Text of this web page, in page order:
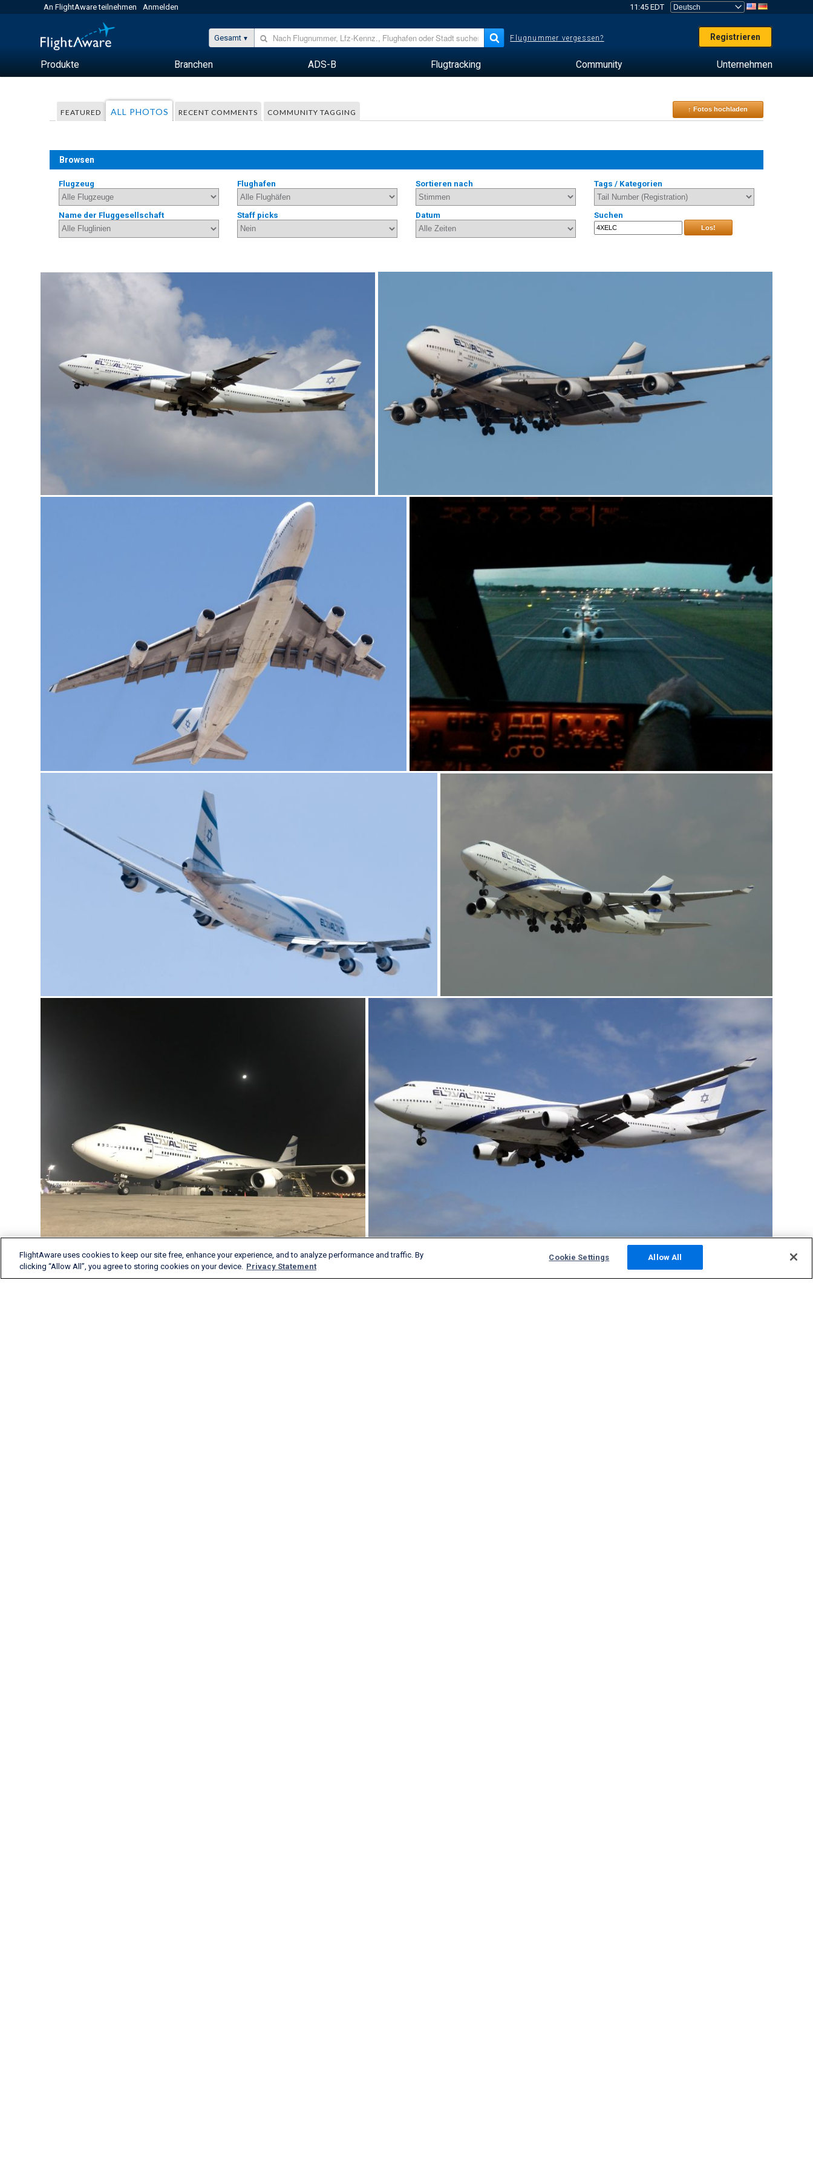
An FlightAware teilnehmen Anmelden 11:45 EDT
Gesamt Flugnummer vergessen? Registrieren
Produkte Branchen ADS-B Flugtracking Community Unternehmen
FEATURED ALL PHOTOS RECENT COMMENTS COMMUNITY TAGGING ↑ Fotos hochladen
Browsen
Flugzeug Flughafen Sortieren nach Tags / Kategorien
Name der Fluggesellschaft Staff picks Datum Suchen
Los!
FlightAware uses cookies to keep our site free, enhance your experience, and to analyze performance and traffic. By
clicking “Allow All”, you agree to storing cookies on your device. Privacy Statement
Cookie Settings Allow All